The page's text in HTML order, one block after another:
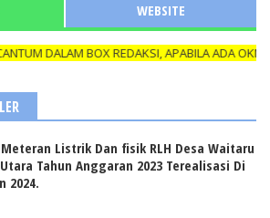
WEBSITE
BOX REDAKSI, APABILA ADA OKNUM
Listrik Dan fisik RLH Desa Waitaru
Tahun Anggaran 2023 Terealisasi Di
2024.